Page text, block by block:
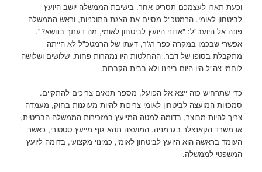
וכעת תארו לעצמכם תסריט אחר. בישיבת הממשלה יושב היועץ
לביטחון לאומי. הרמטכ"ל מסיים את הצגת התוכניות, וראש הממשלה
פונה אל היועב"ל: "אדוני היועץ לביטחון לאומי, מה דעתך בנושא?".
אפשרי שבכמו במקרה כפר רג'ר, דעתו של הרמטכ"ל לא הייתה
מתקבלת בסופו של דבר. ההחלטות היו נמהרות פחות. שלושים ושלושה
לוחמי צה"ל היו היום בינינו ולא בבית הקברות.
כדי שתרחיש כזה ייצא אל הפועל, מספר תנאים צריכים להתקיים.
סמכויות המועצה לביטחון לאומי צריכות להיות מעוגנות בחוק, מעמדה
צריך להיות מבוצר, בדומה למטה המייעץ במזכירות הממשלה הבריטית,
או משרד הקאנצלר בגרמניה. המועצה תהא גוף מייעץ סטטורי, כאשר
העומד בראשה הוא היועץ לביטחון לאומי, כמינוי מקצועי, בדומה ליועץ
המשפטי לממשלה.